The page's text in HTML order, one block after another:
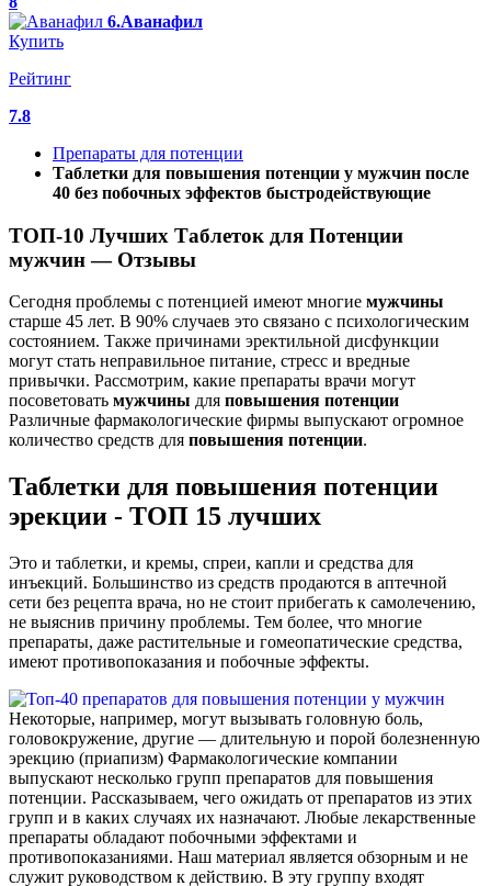
6.Аванафил
Купить
Рейтинг
7.8
Препараты для потенции
Таблетки для повышения потенции у мужчин после
40 без побочных эффектов быстродействующие
ТОП-10 Лучших Таблеток для Потенции
мужчин — Отзывы
Сегодня проблемы с потенцией имеют многие мужчины
старше 45 лет. В 90% случаев это связано с психологическим
состоянием. Также причинами эректильной дисфункции
могут стать неправильное питание, стресс и вредные
привычки. Рассмотрим, какие препараты врачи могут
посоветовать мужчины для повышения потенции
Различные фармакологические фирмы выпускают огромное
количество средств для повышения потенции.
Таблетки для повышения потенции
эрекции - ТОП 15 лучших
Это и таблетки, и кремы, спреи, капли и средства для
инъекций. Большинство из средств продаются в аптечной
сети без рецепта врача, но не стоит прибегать к самолечению,
не выяснив причину проблемы. Тем более, что многие
препараты, даже растительные и гомеопатические средства,
имеют противопоказания и побочные эффекты.
Некоторые, например, могут вызывать головную боль,
головокружение, другие — длительную и порой болезненную
эрекцию (приапизм) Фармакологические компании
выпускают несколько групп препаратов для повышения
потенции. Рассказываем, чего ожидать от препаратов из этих
групп и в каких случаях их назначают. Любые лекарственные
препараты обладают побочными эффектами и
противопоказаниями. Наш материал является обзорным и не
служит руководством к действию. В эту группу входят